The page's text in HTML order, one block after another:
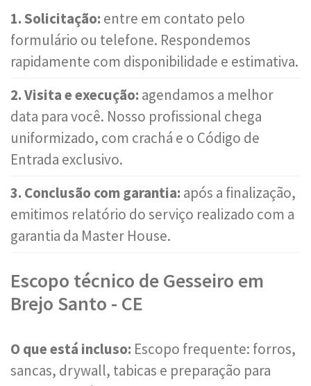
1. Solicitação: entre em contato pelo
formulário ou telefone. Respondemos
rapidamente com disponibilidade e estimativa.
2. Visita e execução: agendamos a melhor
data para você. Nosso profissional chega
uniformizado, com crachá e o Código de
Entrada exclusivo.
3. Conclusão com garantia: após a finalização,
emitimos relatório do serviço realizado com a
garantia da Master House.
Escopo técnico de Gesseiro em
Brejo Santo - CE
O que está incluso: Escopo frequente: forros,
sancas, drywall, tabicas e preparação para